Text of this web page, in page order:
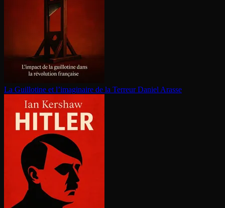
La Guillotine et l’imaginaire de la Terreur Daniel Arasse